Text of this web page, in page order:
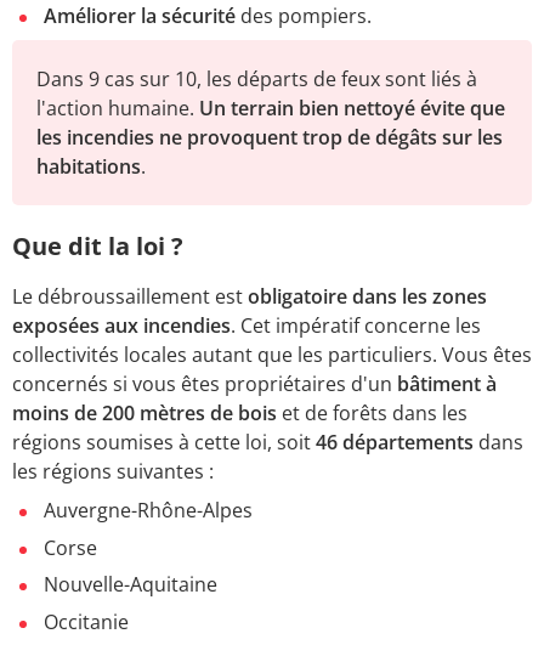
Améliorer la sécurité des pompiers.
Dans 9 cas sur 10, les départs de feux sont liés à
l'action humaine. Un terrain bien nettoyé évite que
les incendies ne provoquent trop de dégâts sur les
habitations.
Que dit la loi ?
Le débroussaillement estobligatoire dans les zones
exposées aux incendies. Cet impératif concerne les
collectivités locales autant que les particuliers. Vous êtes
concernés si vous êtes propriétaires d'un bâtiment à
moins de 200 mètres de bois et de forêts dans les
régions soumises à cette loi, soit46 départements dans
les régions suivantes :
Auvergne-Rhône-Alpes
Corse
Nouvelle-Aquitaine
Occitanie